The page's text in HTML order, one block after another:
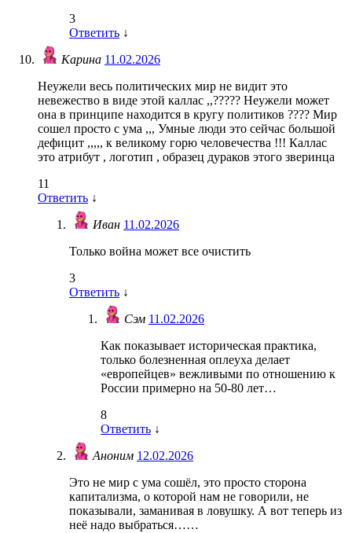
3
Ответить ↓
Карина 11.02.2026
Неужели весь политических мир не видит это
невежество в виде этой каллас ,,????? Неужели может
она в принципе находится в кругу политиков ???? Мир
сошел просто с ума ,,, Умные люди это сейчас большой
дефицит ,,,,, к великому горю человечества !!! Каллас
это атрибут , логотип , образец дураков этого зверинца
11
Ответить ↓
Иван 11.02.2026
Только война может все очистить
3
Ответить ↓
Сэм 11.02.2026
Как показывает историческая практика,
только болезненная оплеуха делает
«европейцев» вежливыми по отношению к
России примерно на 50-80 лет…
8
Ответить ↓
Аноним 12.02.2026
Это не мир с ума сошёл, это просто сторона
капитализма, о которой нам не говорили, не
показывали, заманивая в ловушку. А вот теперь из
неё надо выбраться……